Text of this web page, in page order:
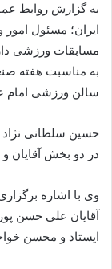
به گزارش روابط
ایران؛ مسئول
مسابقات ورزشی
به مناسبت هفته
سالن ورزشی امام
در دو بخش آقایان و
وی با اشاره
آقایان علی حسن
ایستاد و محسن